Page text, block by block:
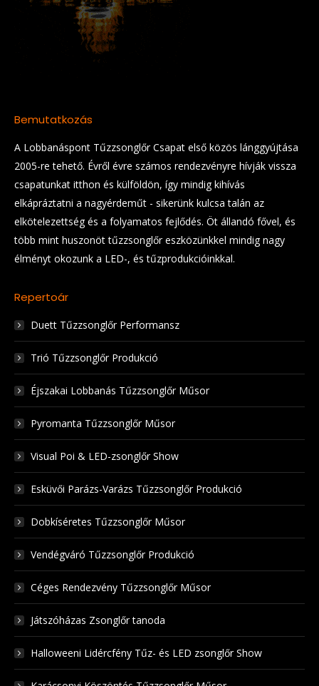
Bemutatkozás
A Lobbanáspont Tűzzsonglőr Csapat első közös lánggyújtása
2005-re tehető. Évről évre számos rendezvényre hívják vissza
csapatunkat itthon és külföldön, így mindig kihívás
elkápráztatni a nagyérdeműt - sikerünk kulcsa talán az
elkötelezettség és a folyamatos fejlődés. Öt állandó fővel, és
több mint huszonöt tűzzsonglőr eszközünkkel mindig nagy
élményt okozunk a LED-, és tűzprodukcióinkkal.
Repertoár
Duett Tűzzsonglőr Performansz
Trió Tűzzsonglőr Produkció
Éjszakai Lobbanás Tűzzsonglőr Műsor
Pyromanta Tűzzsonglőr Műsor
Visual Poi & LED-zsonglőr Show
Esküvői Parázs-Varázs Tűzzsonglőr Produkció
Dobkíséretes Tűzzsonglőr Műsor
Vendégváró Tűzzsonglőr Produkció
Céges Rendezvény Tűzzsonglőr Műsor
Játszóházas Zsonglőr tanoda
Halloweeni Lidércfény Tűz- és LED zsonglőr Show